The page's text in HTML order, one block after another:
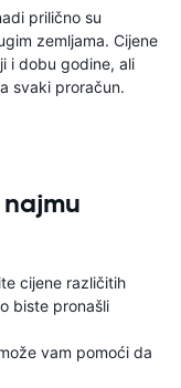
prilično su
zemljama. Cijene
i dobu godine, ali
svaki proračun.
cijene različitih
biste pronašli
vam pomoći da